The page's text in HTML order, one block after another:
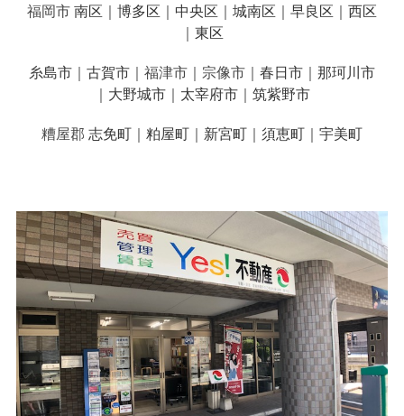
福岡市南区 ｜ 博多区 ｜ 中央区 ｜ 城南区 ｜ 早良区 ｜ 西区
｜ 東区
糸島市 ｜ 古賀市 ｜福津市｜宗像市｜ 春日市 ｜ 那珂川市
｜ 大野城市 ｜ 太宰府市 ｜ 筑紫野市
糟屋郡 志免町 ｜ 粕屋町 ｜ 新宮町 ｜ 須恵町 ｜ 宇美町